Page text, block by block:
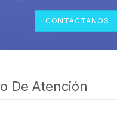
CONTÁCTANOS
De Atención